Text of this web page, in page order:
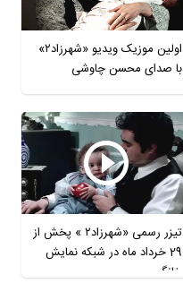
اولین موزیک ویدیو «شهرزاد۲»
با صدای محسن چاوشی
تیزر رسمی «شهرزاد٢ » پخش از
29 خرداد ماه در شبکه نمایش
خانگی